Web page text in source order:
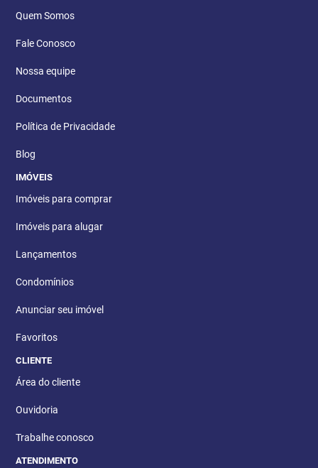
Quem Somos
Fale Conosco
Nossa equipe
Documentos
Política de Privacidade
Blog
IMÓVEIS
Imóveis para comprar
Imóveis para alugar
Lançamentos
Condomínios
Anunciar seu imóvel
Favoritos
CLIENTE
Área do cliente
Ouvidoria
Trabalhe conosco
ATENDIMENTO